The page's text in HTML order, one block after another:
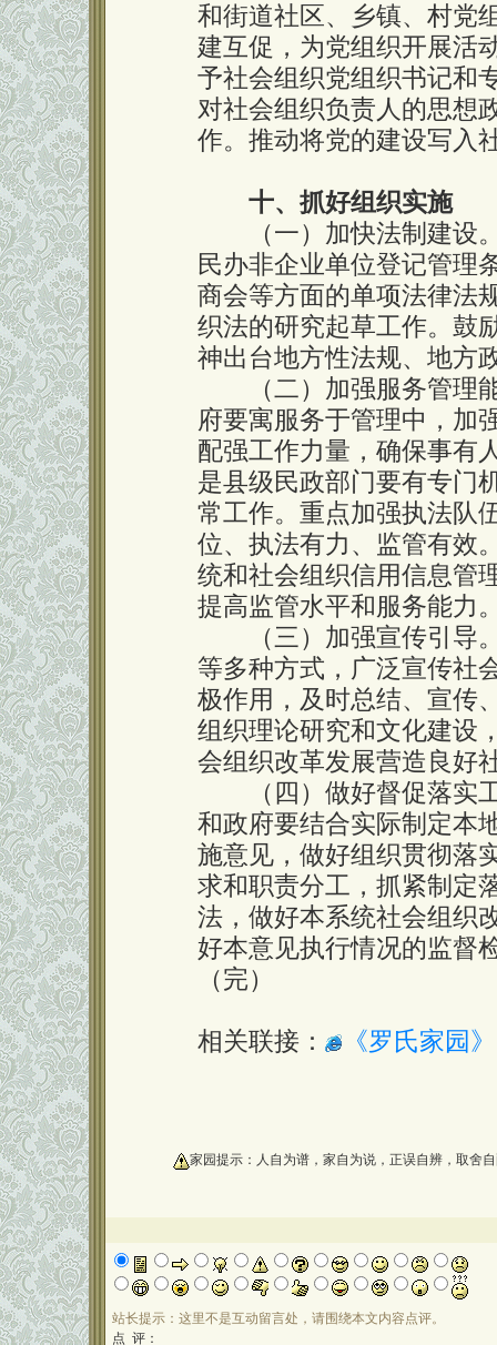
和街道社区、乡镇、村党
建互促，为党组织开展活
予社会组织党组织书记和
对社会组织负责人的思想
作。推动将党的建设写入
十、抓好组织实施
（一）加快法制建设。
民办非企业单位登记管理
商会等方面的单项法律法
织法的研究起草工作。鼓
神出台地方性法规、地方
（二）加强服务管理能
府要寓服务于管理中，加
配强工作力量，确保事有
是县级民政部门要有专门
常工作。重点加强执法队
位、执法有力、监管有效
统和社会组织信用信息管
提高监管水平和服务能力
（三）加强宣传引导。
等多种方式，广泛宣传社
极作用，及时总结、宣传
组织理论研究和文化建设
会组织改革发展营造良好
（四）做好督促落实工
和政府要结合实际制定本
施意见，做好组织贯彻落
求和职责分工，抓紧制定
法，做好本系统社会组织
好本意见执行情况的监督
（完）
相关联接： 《罗氏家园
家园提示：人自为谱，家自为说，正误自辨，取舍
站长提示：这里不是互动留言处，请围绕本文内容点评。
点 评：